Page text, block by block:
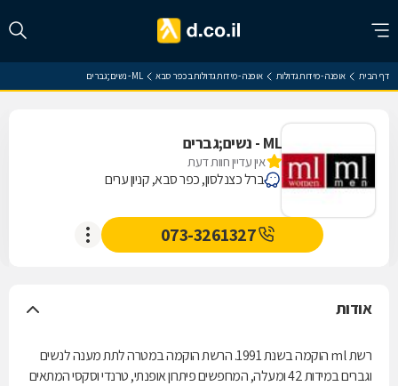
דף הבית אופנה - מידות גדולות אופנה - מידות גדולות בכפר סבא ML - נשים;גברים
ML - נשים;גברים
אין עדיין חוות דעת
ברל כצנלסון, כפר סבא, קניון ערים
073-3261327
אודות
רשת ml הוקמה בשנת 1991. הרשת הוקמה במטרה לתת מענה לנשים
וגברים במידות 42 ומעלה, המחפשים פיתרון אופנתי, טרנדי וסקסי המתאים